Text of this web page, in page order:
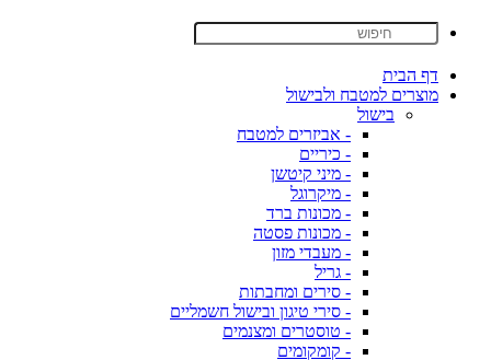
דף הבית
מוצרים למטבח ולבישול
בישול
- אביזרים למטבח
- כיריים
- מיני קיטשן
- מיקרוגל
- מכונות ברד
- מכונות פסטה
- מעבדי מזון
- גריל
- סירים ומחבתות
- סירי טיגון ובישול חשמליים
- טוסטרים ומצנמים
- קומקומים